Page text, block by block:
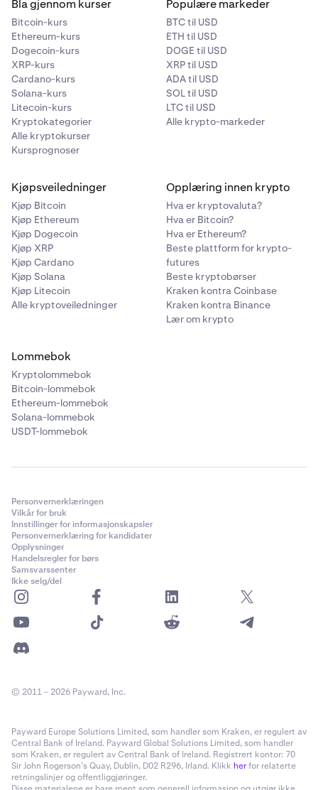
Bla gjennom kurser
Bitcoin-kurs
Ethereum-kurs
Dogecoin-kurs
XRP-kurs
Cardano-kurs
Solana-kurs
Litecoin-kurs
Kryptokategorier
Alle kryptokurser
Kursprognoser
Populære markeder
BTC til USD
ETH til USD
DOGE til USD
XRP til USD
ADA til USD
SOL til USD
LTC til USD
Alle krypto-markeder
Kjøpsveiledninger
Kjøp Bitcoin
Kjøp Ethereum
Kjøp Dogecoin
Kjøp XRP
Kjøp Cardano
Kjøp Solana
Kjøp Litecoin
Alle kryptoveiledninger
Opplæring innen krypto
Hva er kryptovaluta?
Hva er Bitcoin?
Hva er Ethereum?
Beste plattform for krypto-
futures
Beste kryptobørser
Kraken kontra Coinbase
Kraken kontra Binance
Lær om krypto
Lommebok
Kryptolommebok
Bitcoin-lommebok
Ethereum-lommebok
Solana-lommebok
USDT-lommebok
Personvernerklæringen
Vilkår for bruk
Innstillinger for informasjonskapsler
Personvernerklæring for kandidater
Opplysninger
Handelsregler for børs
Samsvarssenter
Ikke selg/del
© 2011 – 2026 Payward, Inc.
Payward Europe Solutions Limited, som handler som Kraken, er regulert av
Central Bank of Ireland. Payward Global Solutions Limited, som handler
som Kraken, er regulert av Central Bank of Ireland. Registrert kontor: 70
Sir John Rogerson’s Quay, Dublin, D02 R296, Irland. Klikk herfor relaterte
retningslinjer og offentliggjøringer.